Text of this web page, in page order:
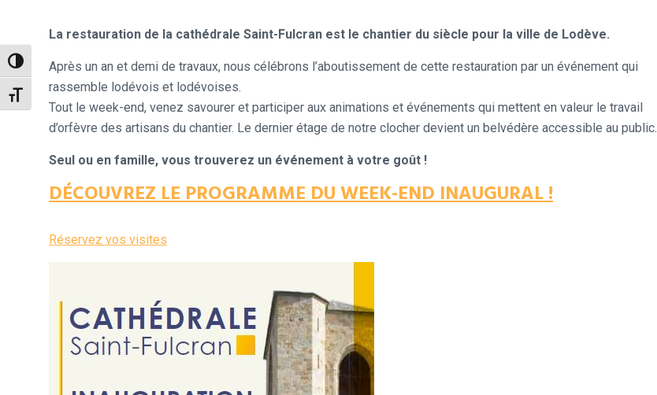
Passer en contraste élevé
Changer la taille de la police
La restauration de la cathédrale Saint-Fulcran est le chantier du siècle pour la ville de Lodève.
Après un an et demi de travaux, nous célébrons l’aboutissement de cette restauration par un événement qui
rassemble lodévois et lodévoises.
Tout le week-end, venez savourer et participer aux animations et événements qui mettent en valeur le travail
d’orfèvre des artisans du chantier. Le dernier étage de notre clocher devient un belvédère accessible au public.
Seul ou en famille, vous trouverez un événement à votre goût !
DÉCOUVREZ LE PROGRAMME DU WEEK-END INAUGURAL !
Réservez vos visites